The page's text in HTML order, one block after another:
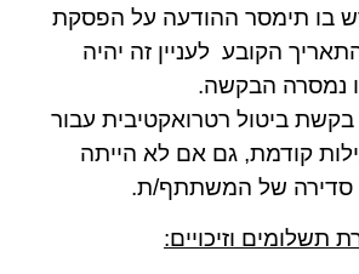
בו תימסר ההודעה על הפסקת
הקובע לעניין זה יהיה
נמסרה הבקשה.
ביטול רטרואקטיבית עבור
קודמת, גם אם לא הייתה
של המשתתף/ת.
תשלומים וזיכויים: